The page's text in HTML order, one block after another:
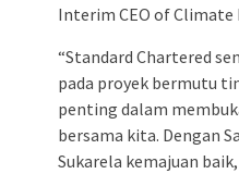
Interim CEO of Climate
“Standard Chartered
pada proyek bermutu
penting dalam
bersama kita. Dengan
Sukarela kemajuan